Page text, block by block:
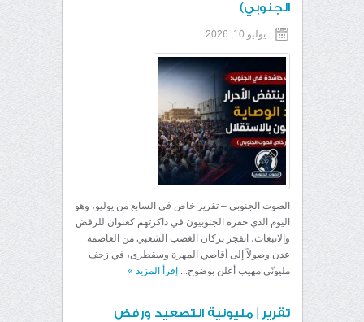
الجنوبي)
يوليو 10, 2026
الصوت الجنوبي – تقرير خاص ​في السابع من يوليو، وهو
اليوم الذي حفره الجنوبيون في ذاكرتهم كعنوان للرفض
والانبعاث، انفجر بركان الغضب الشعبي من العاصمة
عدن وصولاً إلى أقاصي المهرة وسقطرى، في زحف
مليونّي مهيب أعلن بوضوح... إقرأ المزيد »
تقرير | مليونية التصعيد ورفض